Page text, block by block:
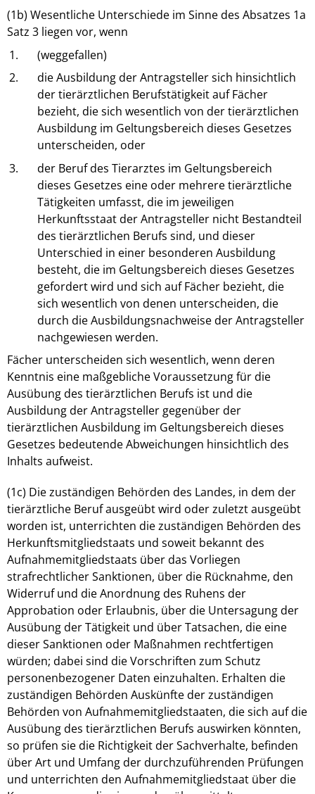
(1b) Wesentliche Unterschiede im Sinne des Absatzes 1a
Satz 3 liegen vor, wenn
1.
(weggefallen)
2.
die Ausbildung der Antragsteller sich hinsichtlich
der tierärztlichen Berufstätigkeit auf Fächer
bezieht, die sich wesentlich von der tierärztlichen
Ausbildung im Geltungsbereich dieses Gesetzes
unterscheiden, oder
3.
der Beruf des Tierarztes im Geltungsbereich
dieses Gesetzes eine oder mehrere tierärztliche
Tätigkeiten umfasst, die im jeweiligen
Herkunftsstaat der Antragsteller nicht Bestandteil
des tierärztlichen Berufs sind, und dieser
Unterschied in einer besonderen Ausbildung
besteht, die im Geltungsbereich dieses Gesetzes
gefordert wird und sich auf Fächer bezieht, die
sich wesentlich von denen unterscheiden, die
durch die Ausbildungsnachweise der Antragsteller
nachgewiesen werden.
Fächer unterscheiden sich wesentlich, wenn deren
Kenntnis eine maßgebliche Voraussetzung für die
Ausübung des tierärztlichen Berufs ist und die
Ausbildung der Antragsteller gegenüber der
tierärztlichen Ausbildung im Geltungsbereich dieses
Gesetzes bedeutende Abweichungen hinsichtlich des
Inhalts aufweist.
(1c) Die zuständigen Behörden des Landes, in dem der
tierärztliche Beruf ausgeübt wird oder zuletzt ausgeübt
worden ist, unterrichten die zuständigen Behörden des
Herkunftsmitgliedstaats und soweit bekannt des
Aufnahmemitgliedstaats über das Vorliegen
strafrechtlicher Sanktionen, über die Rücknahme, den
Widerruf und die Anordnung des Ruhens der
Approbation oder Erlaubnis, über die Untersagung der
Ausübung der Tätigkeit und über Tatsachen, die eine
dieser Sanktionen oder Maßnahmen rechtfertigen
würden; dabei sind die Vorschriften zum Schutz
personenbezogener Daten einzuhalten. Erhalten die
zuständigen Behörden Auskünfte der zuständigen
Behörden von Aufnahmemitgliedstaaten, die sich auf die
Ausübung des tierärztlichen Berufs auswirken könnten,
so prüfen sie die Richtigkeit der Sachverhalte, befinden
über Art und Umfang der durchzuführenden Prüfungen
und unterrichten den Aufnahmemitgliedstaat über die